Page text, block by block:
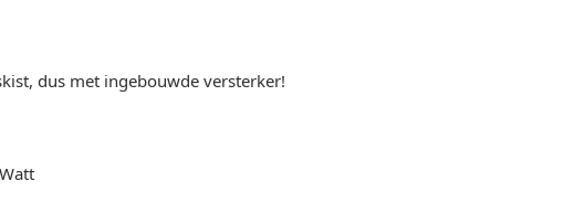
dus met ingebouwde versterker!